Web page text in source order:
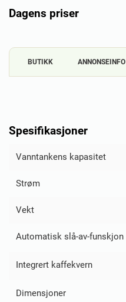
Dagens priser
BUTIKK ANNONSEINFO
Spesifikasjoner
Vanntankens kapasitet
Strøm
Vekt
Automatisk slå-av-funskjon
Integrert kaffekvern
Dimensjoner